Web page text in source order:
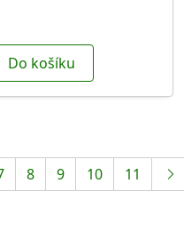
Do košíku
8 9 10 11